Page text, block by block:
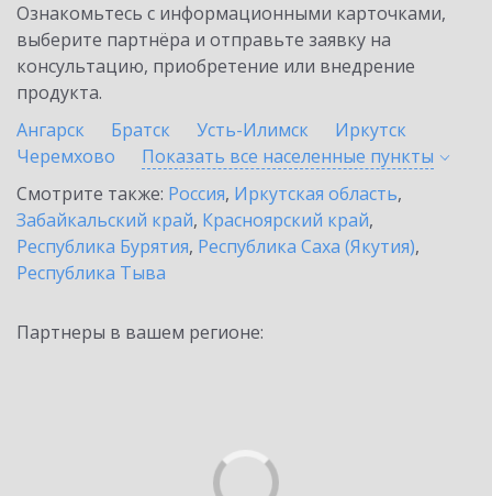
Ознакомьтесь с информационными карточками,
выберите партнёра и отправьте заявку на
консультацию, приобретение или внедрение
продукта.
Ангарск
Братск Усть-Илимск
Иркутск
Черемхово
Показать все населенные пункты
Смотрите также: Россия, Иркутская область,
Забайкальский край, Красноярский край,
Республика Бурятия, Республика Саха (Якутия),
Республика Тыва
Партнеры в вашем регионе: